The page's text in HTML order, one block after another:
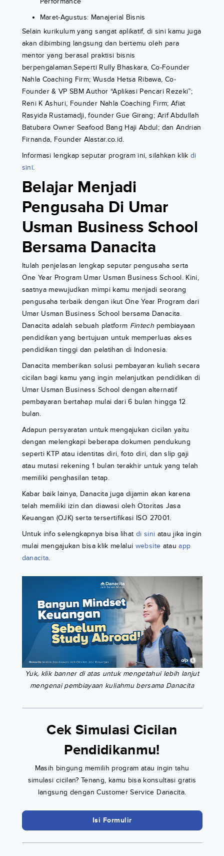
Maret-Agustus: Manajerial Bisnis
Selain kurikulum yang sangat aplikatif, di sini kamu juga
akan dibimbing langsung dan bertemu oleh para
mentor yang berasal praktisi bisnis
berpengalaman.Seperti Rully Bhaskara, Co-Founder
Nahla Coaching Firm; Wusda Hetsa Ribawa, Co-
Founder & VP SBM Author “Aplikasi Pencari Rezeki”;
Reni K Ashuri, Founder Nahla Coaching Firm; Afiat
Rasyida Rustamadji, founder Gue Girang; Arif Abdullah
Batubara Owner Seafood Bang Haji Abdul; dan Andrian
Firnanda, Founder Alastar.co.id.
Informasi lengkap seputar program ini, silahkan klikdi
sini.
Belajar Menjadi
Pengusaha Di Umar
Usman Business School
Bersama Danacita
Itulah penjelasan lengkap seputar pengusaha serta
One Year Program Umar Usman Business School. Kini,
saatnya mewujudkan mimpi kamu menjadi seorang
pengusaha terbaik dengan ikut One Year Program dari
Umar Usman Business School bersama Danacita.
Danacita adalah sebuah platform Fintech pembiayaan
pendidikan yang bertujuan untuk memperluas akses
pendidikan tinggi dan pelatihan di Indonesia.
Danacita memberikan solusi pembayaran kuliah secara
cicilan bagi kamu yang ingin melanjutkan pendidikan di
Umar Usman Business School dengan alternatif
pembayaran bertahap mulai dari 6 bulan hingga 12
bulan.
Adapun persyaratan untuk mengajukan cicilan yaitu
dengan melengkapi beberapa dokumen pendukung
seperti KTP atau identitas diri, foto diri, dan slip gaji
atau mutasi rekening 1 bulan terakhir untuk yang telah
memiliki penghasilan tetap.
Kabar baik lainya, Danacita juga dijamin akan karena
telah memiliki izin dan diawasi oleh Otoritas Jasa
Keuangan (OJK) serta tersertifikasi ISO 27001.
Untuk info selengkapnya bisa lihat di sini atau jika ingin
mulai mengajukan bisa klik melalui website atau app
danacita.
Yuk, klik banner di atas untuk mengetahui lebih lanjut
mengenai pembiayaan kuliahmu bersama Danacita
Cek Simulasi Cicilan
Pendidikanmu!
Masih bingung memilih program atau ingin tahu
simulasi cicilan? Tenang, kamu bisa konsultasi gratis
langsung dengan Customer Service Danacita.
Isi Formulir